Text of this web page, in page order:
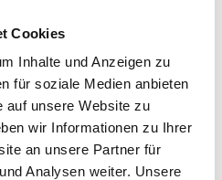
Cookies
Inhalte und Anzeigen zu
für soziale Medien anbieten
auf unsere Website zu
wir Informationen zu Ihrer
an unsere Partner für
Analysen weiter. Unsere